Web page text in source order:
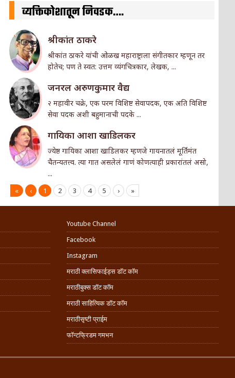
व्यक्तिकोशातून निवडक….
श्रीकांत ठाकरे
श्रीकांत ठाकरे यांची ओळख महाराष्ट्राला संगीतकार म्हणून तर
होतेच; पण ते स्वत: उत्तम व्यंगचित्रकार, लेखक, ...
जनरल अरुणकुमार वैद्य
२ महावीर चक्रे, एक परम विशिष्ट सेवापदक, एक अति विशिष्ट
सेवा पदक अशी बहुमानाची पदके ...
गा‌यिका आशा खाडिलकर
ज्येष्ठ गा‌यिका आशा खाडिलकर म्हणजे गायनातलं मूर्तिमंत
चैतन्यतत्त्व. त्या गात असलेलं गाणं कोणत्याही प्रकारांतलं असो,
...
« ‹ 1 2 3 4 5 › »
Youtube Channel
Facebook
Instagram
मराठी क्लासिफाईड्स डॉट कॉम
मराठीबुक्स डॉट कॉम
मराठी साहित्यिक डॉट कॉम
मराठीसृष्टी प्राईम
फॉन्टफ्रिडम गमभन